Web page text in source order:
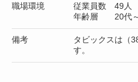
職場環境
従業員数 49人
年齢層 20代
備考
タビックスは（
す。